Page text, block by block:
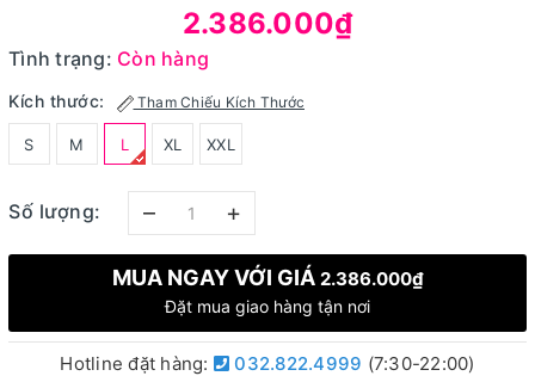
2.386.000₫
Tình trạng: Còn hàng
Kích thước: Tham Chiếu Kích Thước
S M L XL XXL
Số lượng: – +
MUA NGAY VỚI GIÁ 2.386.000₫
Đặt mua giao hàng tận nơi
Hotline đặt hàng: 032.822.4999 (7:30-22:00)